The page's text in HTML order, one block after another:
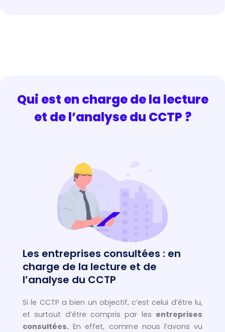
Qui est en charge de la lecture
et de l’analyse du CCTP ?
Les entreprises consultées : en
charge de la lecture et de
l’analyse du CCTP
Si le CCTP a bien un objectif, c’est celui d’être lu,
et surtout d’être compris par les entreprises
consultées. En effet, comme nous l’avons vu